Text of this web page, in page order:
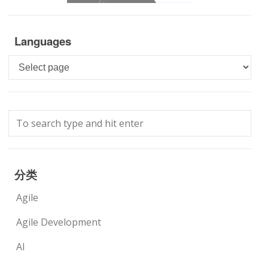
Languages
Languages
分类
Agile
Agile Development
AI